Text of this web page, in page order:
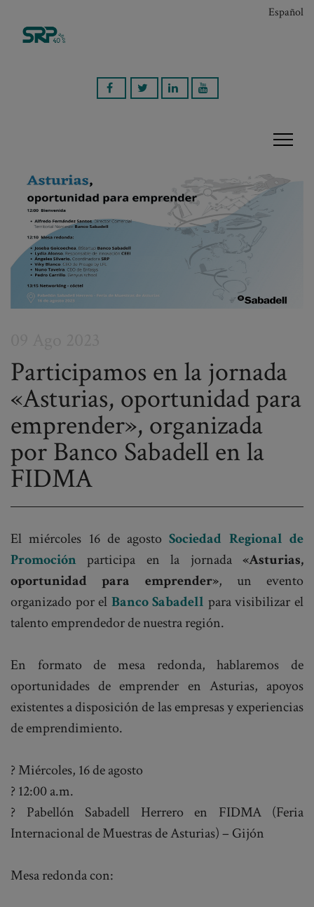
Participamos en la jornada
«Asturias, oportunidad para
emprender», organizada
por Banco Sabadell en la
FIDMA
El miércoles 16 de agostoSociedad Regional de
Promoción participa en la jornada «Asturias,
oportunidad para emprender», un evento
organizado por el Banco Sabadell para visibilizar el
talento emprendedor de nuestra región.
En formato de mesa redonda, hablaremos de
oportunidades de emprender en Asturias, apoyos
existentes a disposición de las empresas y experiencias
de emprendimiento.
? Miércoles, 16 de agosto
? 12:00 a.m.
? Pabellón Sabadell Herrero en FIDMA (Feria
Internacional de Muestras de Asturias) – Gijón
Mesa redonda con:
Post
navigation
Español